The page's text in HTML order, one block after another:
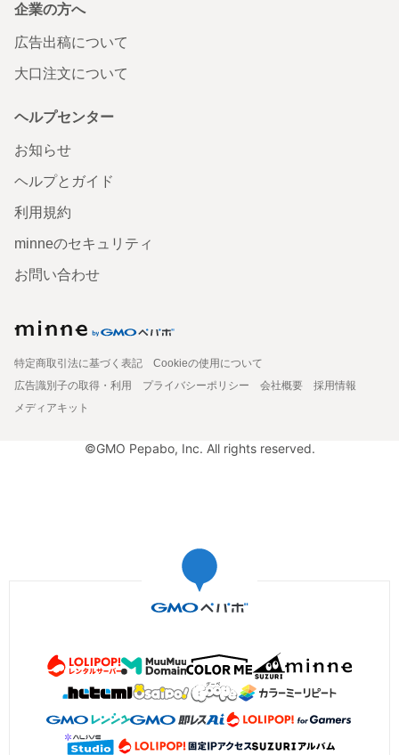
企業の方へ
広告出稿について
大口注文について
ヘルプセンター
お知らせ
ヘルプとガイド
利用規約
minneのセキュリティ
お問い合わせ
特定商取引法に基づく表記
Cookieの使用について
広告識別子の取得・利用
プライバシーポリシー 会社概要
採用情報
メディアキット
©GMO Pepabo, Inc. All rights reserved.